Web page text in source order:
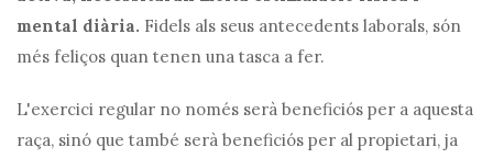
mental diària. Fidels als seus antecedents laborals, són
més feliços quan tenen una tasca a fer.
L'exercici regular no només serà beneficiós per a aquesta
raça, sinó que també serà beneficiós per al propietari, ja